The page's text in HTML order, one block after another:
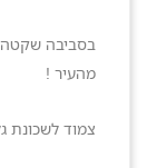
בסביבה שקטה
מהעיר !
צמוד לשכונת